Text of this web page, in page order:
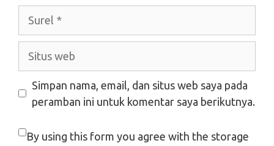
Simpan nama, email, dan situs web saya pada
peramban ini untuk komentar saya berikutnya.
By using this form you agree with the storage